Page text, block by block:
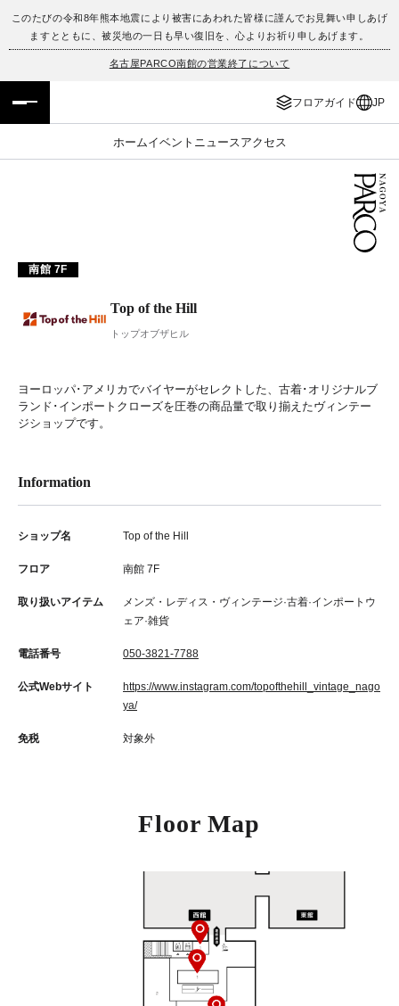
このたびの令和8年熊本地震により被害にあわれた皆様に謹んでお見舞い申しあげ
ますとともに、被災地の一日も早い復旧を、心よりお祈り申しあげます。
名古屋PARCO南館の営業終了について
フロアガイド JP
ホームイベント ニュース アクセス
フロアガイド
イベント・ポップアップ
TAX FREE
PARCOメンバーズ
ENGLISH
日本語
南館 7F
Top of the Hill
トップオブザヒル
ヨーロッパ･アメリカでバイヤーがセレクトした、古着･オリジナルブ
ランド･インポートクローズを圧巻の商品量で取り揃えたヴィンテー
ジショップです。
Information
ショップ名 Top of the Hill
フロア 南館 7F
取り扱いアイテム
メンズ・レディス・ヴィンテージ·古着·インポートウ
ェア·雑貨
電話番号 050-3821-7788
公式Webサイト
https://www.instagram.com/topofthehill_vintage_nago
ya/
免税 対象外
Floor Map